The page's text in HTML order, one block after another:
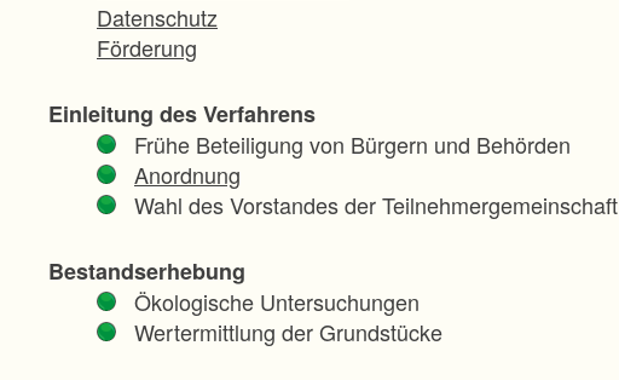
Datenschutz
Förderung
Einleitung des Verfahrens
Frühe Beteiligung von Bürgern und Behörden
Anordnung
Wahl des Vorstandes der Teilnehmergemeinschaft
Bestandserhebung
Ökologische Untersuchungen
Wertermittlung der Grundstücke